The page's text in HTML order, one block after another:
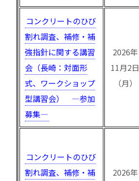
コンクリートのひび
割れ調査、補修・補
強指針に関する講習
会（長崎：対面形
式、ワークショップ
型講習会） —参加
募集—
2026年
11月2日
（月）
コンクリートのひび
割れ調査、補修・補
2026年